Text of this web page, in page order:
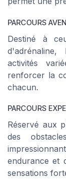
PARCOURS
Destiné à
activités
renforcer la
chacun.
PARCOURS
Réservé aux
des
endurance et
sensations